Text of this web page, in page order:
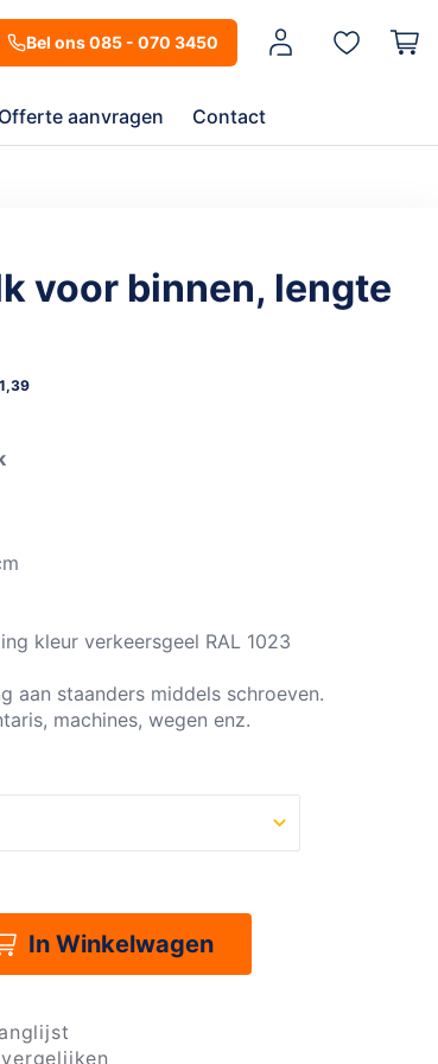
Bel ons 085 - 070 3450 Mijn account
Offerte aanvragen Contact
voor binnen, lengte
kleur verkeersgeel RAL 1023
aan staanders middels schroeven.
machines, wegen enz.
In Winkelwagen